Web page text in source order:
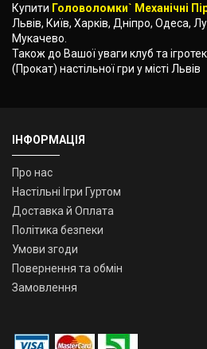
Купити Головоломки` Механічні
Львів, Київ, Харків, Дніпро, Одеса,
Мукачево.
Також до Вашої уваги клуб та
(Прокат) настільної гри у місті Львів
ІНФОРМАЦІЯ
Про нас
Настільні Ігри Гуртом
Доставка й Оплата
Політика безпеки
Умови згоди
Повернення та обмін
Замовлення